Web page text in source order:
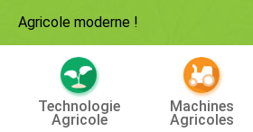
Agricole moderne !
Technologie
Agricole
Machines
Agricoles